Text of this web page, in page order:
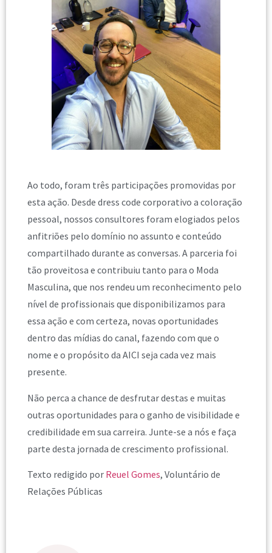
Ao todo, foram três participações promovidas por
esta ação. Desde dress code corporativo a coloração
pessoal, nossos consultores foram elogiados pelos
anfitriões pelo domínio no assunto e conteúdo
compartilhado durante as conversas. A parceria foi
tão proveitosa e contribuiu tanto para o Moda
Masculina, que nos rendeu um reconhecimento pelo
nível de profissionais que disponibilizamos para
essa ação e com certeza, novas oportunidades
dentro das mídias do canal, fazendo com que o
nome e o propósito da AICI seja cada vez mais
presente.
Não perca a chance de desfrutar destas e muitas
outras oportunidades para o ganho de visibilidade e
credibilidade em sua carreira. Junte-se a nós e faça
parte desta jornada de crescimento profissional.
Texto redigido por Reuel Gomes, Voluntário de
Relações Públicas